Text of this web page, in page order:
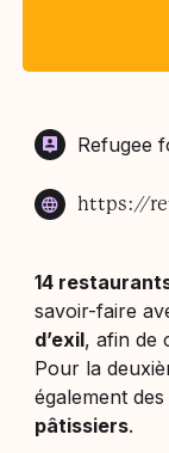
Refugee
https://
14
savoir-faire
d’exil, afin de
Pour la
également des
pâtissiers.